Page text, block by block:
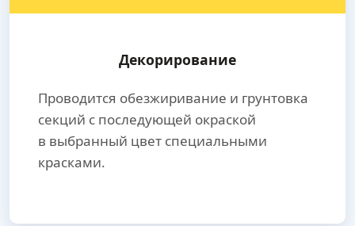
Декорирование
Проводится обезжиривание и грунтовка
секций с последующей окраской
в выбранный цвет специальными
красками.